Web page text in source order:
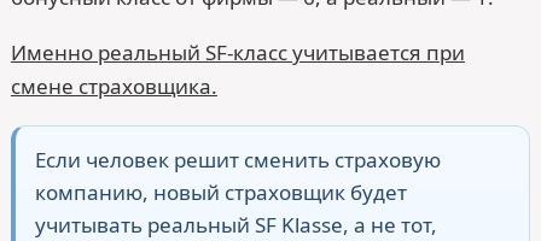
Именно реальный SF-класс учитывается при
смене страховщика.
Если человек решит сменить страховую
компанию, новый страховщик будет
учитывать реальный SF Klasse, а не тот,